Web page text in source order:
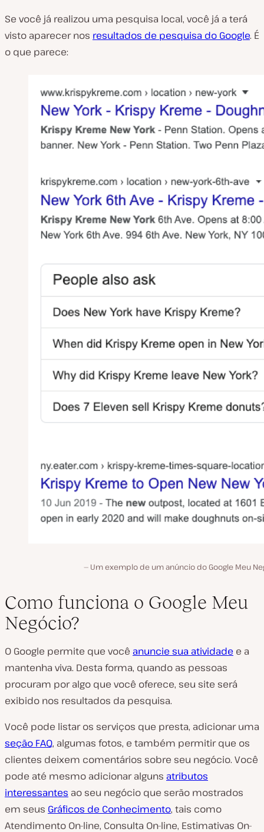
Se você já realizou uma pesquisa local, você já a terá
visto aparecer nos resultados de pesquisa do Google. É
o que parece:
Um exemplo de um anúncio do Google Meu
Como funciona o Google Meu
Negócio?
O Google permite que você anuncie sua atividade e a
mantenha viva. Desta forma, quando as pessoas
procuram por algo que você oferece, seu site será
exibido nos resultados da pesquisa.
Você pode listar os serviços que presta, adicionar uma
seção FAQ, algumas fotos, e também permitir que os
clientes deixem comentários sobre seu negócio. Você
pode até mesmo adicionar alguns atributos
interessantes ao seu negócio que serão mostrados
em seus Gráficos de Conhecimento, tais como
Atendimento On-line, Consulta On-line, Estimativas On-